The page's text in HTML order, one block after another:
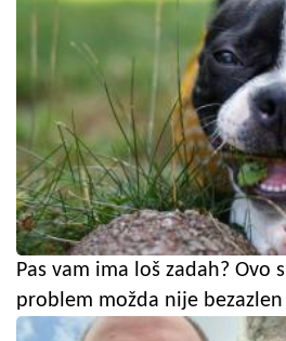
Pas vam ima loš zadah? Ovo
problem možda nije bezazlen